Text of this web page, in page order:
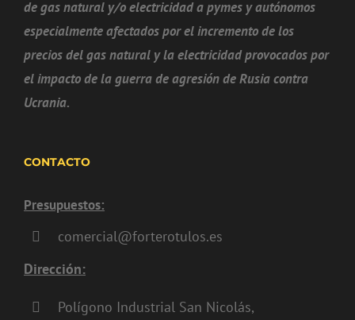
de gas natural y/o electricidad a pymes y autónomos
especialmente afectados por el incremento de los
precios del gas natural y la electricidad provocados por
el impacto de la guerra de agresión de Rusia contra
Ucrania.
CONTACTO
Presupuestos:
comercial@forterotulos.es
Dirección:
Polígono Industrial San Nicolás,